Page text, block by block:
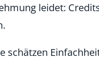
leidet:
schätzen